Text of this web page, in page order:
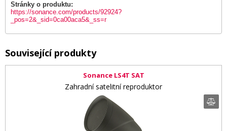
Stránky o produktu:
https://sonance.com/products/92924?
_pos=2&_sid=0ca00aca5&_ss=r
Související produkty
Sonance LS4T SAT
Zahradní satelitní reproduktor